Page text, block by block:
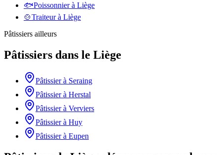
🐟Poissonnierà Liège
🍲Traiteurà Liège
Pâtissiers ailleurs
Pâtissiers dans le Liège
Pâtissierà Seraing
Pâtissierà Herstal
Pâtissierà Verviers
Pâtissierà Huy
Pâtissierà Eupen